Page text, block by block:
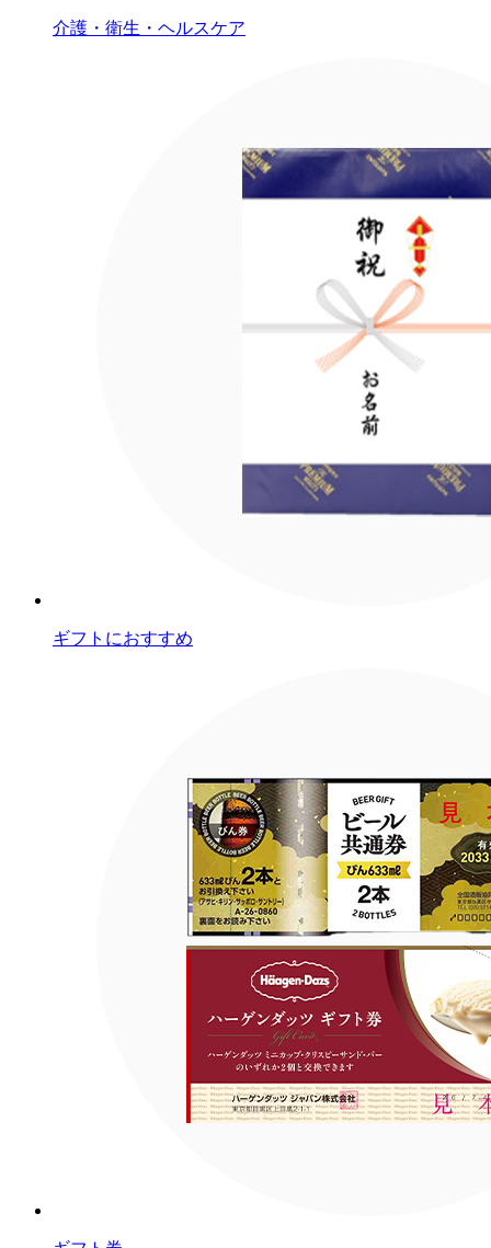
介護・衛生・ヘルスケア
ギフトにおすすめ